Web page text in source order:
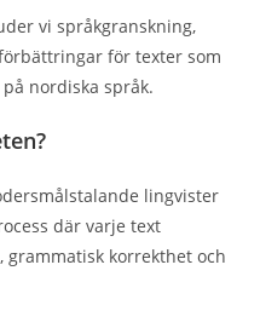
vi språkgranskning,
för texter som
nordiska språk.
lingvister
där varje text
korrekthet och